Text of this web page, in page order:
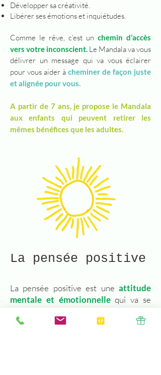
Développer sa créativité.
Libérer ses émotions et inquiétudes.
Comme le rêve, c’est un chemin d’accès
vers votre inconscient. Le Mandala va vous
délivrer un message qui va vous éclairer
pour vous aider à cheminer de façon juste
et alignée pour vous.
A partir de 7 ans, je propose le Mandala
aux enfants qui peuvent retirer les
mêmes bénéfices que les adultes.
La pensée positive
La pensée positive est une attitude
mentale et émotionnellequi va se
en attendre des résultats positifs.